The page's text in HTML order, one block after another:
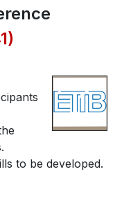
to be developed.